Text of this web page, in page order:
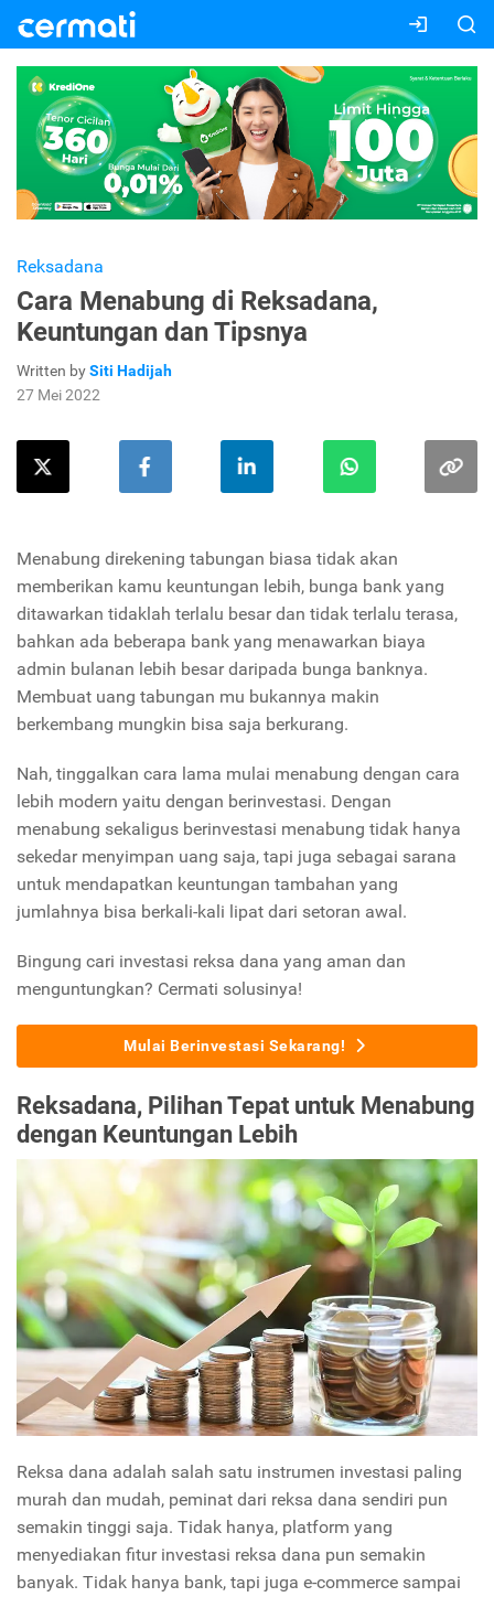
Reksadana
Cara Menabung di Reksadana,
Keuntungan dan Tipsnya
Written bySiti Hadijah
27 Mei 2022
Menabung direkening tabungan biasa tidak akan
memberikan kamu keuntungan lebih, bunga bank yang
ditawarkan tidaklah terlalu besar dan tidak terlalu terasa,
bahkan ada beberapa bank yang menawarkan biaya
admin bulanan lebih besar daripada bunga banknya.
Membuat uang tabungan mu bukannya makin
berkembang mungkin bisa saja berkurang.
Nah, tinggalkan cara lama mulai menabung dengan cara
lebih modern yaitu dengan berinvestasi. Dengan
menabung sekaligus berinvestasi menabung tidak hanya
sekedar menyimpan uang saja, tapi juga sebagai sarana
untuk mendapatkan keuntungan tambahan yang
jumlahnya bisa berkali-kali lipat dari setoran awal.
Bingung cari investasi reksa dana yang aman dan
menguntungkan? Cermati solusinya!
Mulai Berinvestasi Sekarang!
Reksadana, Pilihan Tepat untuk Menabung
dengan Keuntungan Lebih
Reksa dana adalah salah satu instrumen investasi paling
murah dan mudah, peminat dari reksa dana sendiri pun
semakin tinggi saja. Tidak hanya, platform yang
menyediakan fitur investasi reksa dana pun semakin
banyak. Tidak hanya bank, tapi juga e-commerce sampai